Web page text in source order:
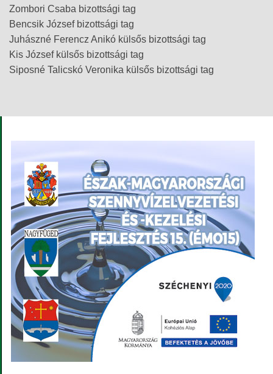
Zombori Csaba bizottsági tag
Bencsik József bizottsági tag
Juhászné Ferencz Anikó külsős bizottsági tag
Kis József külsős bizottsági tag
Siposné Talicskó Veronika külsős bizottsági tag